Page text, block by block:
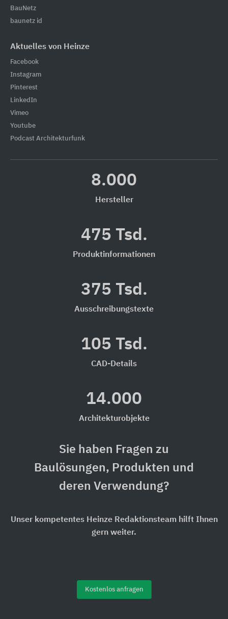
BauNetz
baunetz id
Aktuelles von Heinze
Facebook
Instagram
Pinterest
LinkedIn
Vimeo
Youtube
Podcast Architekturfunk
8.000
Hersteller
475 Tsd.
Produktinformationen
375 Tsd.
Ausschreibungstexte
105 Tsd.
CAD-Details
14.000
Architekturobjekte
Sie haben Fragen zu
Baulösungen, Produkten und
deren Verwendung?
Unser kompetentes Heinze Redaktionsteam hilft Ihnen
gern weiter.
Kostenlos anfragen